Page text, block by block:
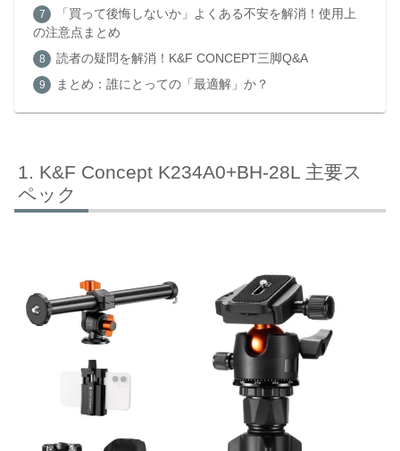
「買って後悔しないか」よくある不安を解消！使用上
の注意点まとめ
読者の疑問を解消！K&F CONCEPT三脚Q&A
まとめ：誰にとっての「最適解」か？
K&F Concept K234A0+BH-28L 主要ス
ペック